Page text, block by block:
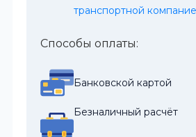
транспортной
Способы оплаты:
Банковской картой
Безналичный расчёт